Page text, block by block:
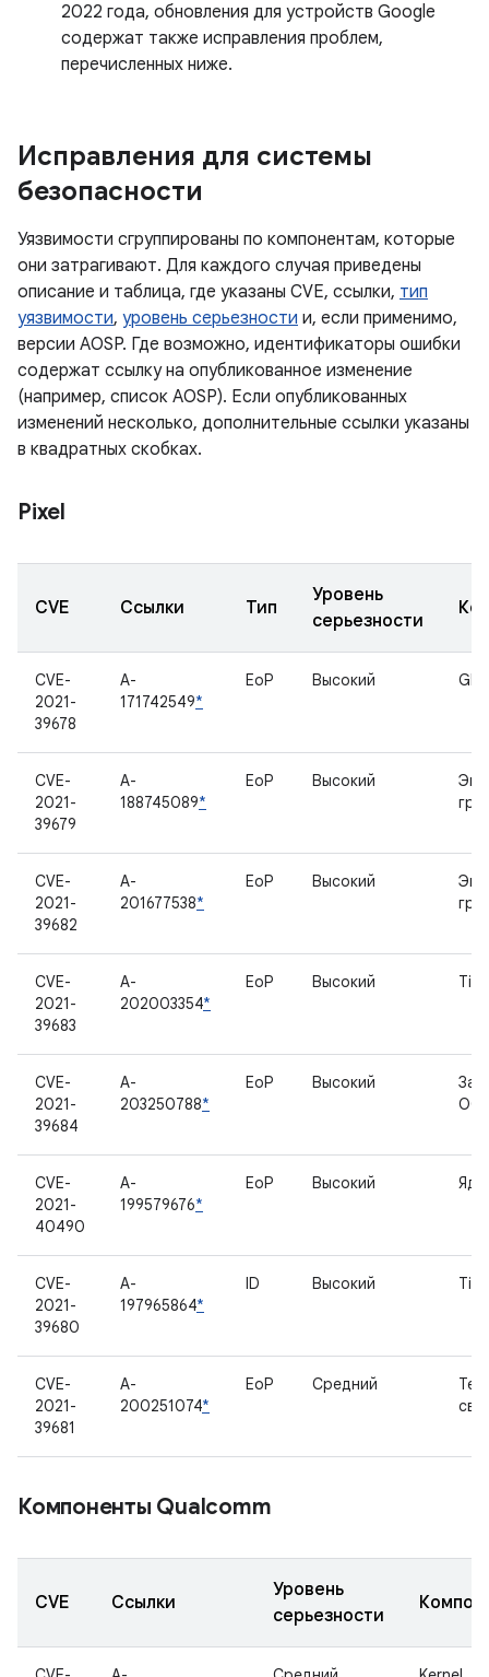
2022 года, обновления для устройств Google
содержат также исправления проблем,
перечисленных ниже.
Исправления для системы
безопасности
Уязвимости сгруппированы по компонентам, которые
они затрагивают. Для каждого случая приведены
описание и таблица, где указаны CVE, ссылки, тип
уязвимости, уровень серьезности и, если применимо,
версии AOSP. Где возможно, идентификаторы ошибки
содержат ссылку на опубликованное изменение
(например, список AOSP). Если опубликованных
изменений несколько, дополнительные ссылки указаны
в квадратных скобках.
Pixel
CVE Ссылки Тип
Уровень
серьезности
CVE-
2021-
39678
A-
171742549*
EoP Высокий
CVE-
2021-
39679
A-
188745089*
EoP Высокий
CVE-
2021-
39682
A-
201677538*
EoP Высокий
CVE-
2021-
39683
A-
202003354*
EoP Высокий
CVE-
2021-
39684
A-
203250788*
EoP Высокий
ОС
CVE-
2021-
40490
A-
199579676*
EoP Высокий
CVE-
2021-
39680
A-
197965864*
ID Высокий
CVE-
2021-
39681
A-
200251074*
EoP Средний
Компоненты Qualcomm
CVE Ссылки
Уровень
серьезности